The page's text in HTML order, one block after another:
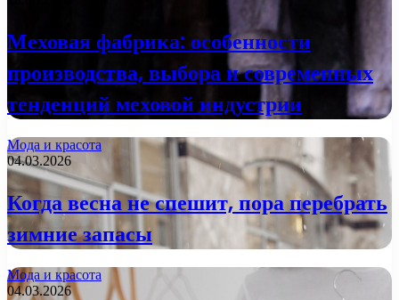
Меховая фабрика: особенности
производства, выбора и современных
тенденций меховой индустрии
Мода и красота
04.03.2026
Когда весна не спешит, пора перебрать
зимние запасы
Мода и красота
04.03.2026